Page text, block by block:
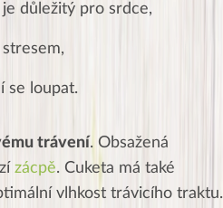
důležitý pro srdce,
se loupat.
trávení. Obsažená
zácpě. Cuketa má také
vlhkost trávicího traktu.